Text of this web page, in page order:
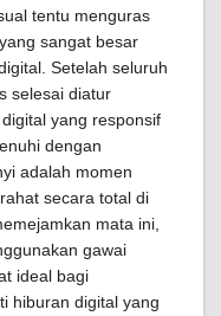
tentu menguras
sangat besar
Setelah seluruh
selesai diatur
yang responsif
dengan
adalah momen
secara total di
mata ini,
gawai
ideal bagi
hiburan digital yang